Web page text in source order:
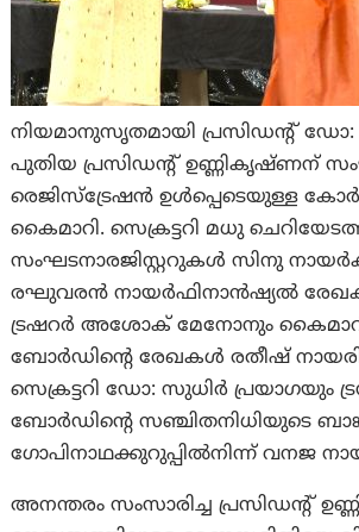
നിയമാനുസൃതമായി പ്രസിഡന്റ് ഡോ:
പുതിയ പ്രസിഡന്റ് ഉണ്ണികൃഷ്ണന്
രെജിസ്ട്രേഷൻ ഉൾപ്പെടെയുള്ള
കൈമാറി. സെക്രട്ടറി മധു
സംഘടനാരജിസ്റ്ററുകൾ സിനു
രഘുവരൻ നായർഫിനാൻഷ്യൽ
ട്രഷറർ അശോക് മേനോനും കൈമാറി.
ബോർഡിന്റെ രേഖകൾ രതീഷ്
സെക്രട്ടറി ഡോ: സുധിർ പ്രയാഗയും
ബോർഡിന്റെ സഞ്ചിതനിധിയുടെ
ഗോപിനാഥക്കുറുപ്പിൽനിന്ന് വനജ
അനന്തരം സംസാരിച്ച പ്രസിഡന്റ്